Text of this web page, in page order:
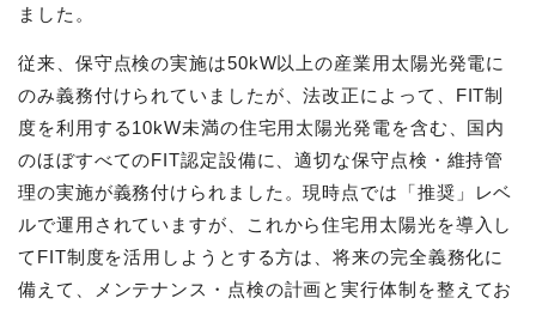
ました。
従来、保守点検の実施は50kW以上の産業用太陽光発電に
のみ義務付けられていましたが、法改正によって、FIT制
度を利用する10kW未満の住宅用太陽光発電を含む、国内
のほぼすべてのFIT認定設備に、適切な保守点検・維持管
理の実施が義務付けられました。現時点では「推奨」レベ
ルで運用されていますが、これから住宅用太陽光を導入し
てFIT制度を活用しようとする方は、将来の完全義務化に
備えて、メンテナンス・点検の計画と実行体制を整えてお